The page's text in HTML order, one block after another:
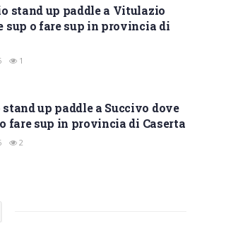
stand up paddle a Vitulazio
sup o fare sup in provincia di
1
stand up paddle a Succivo dove
fare sup in provincia di Caserta
2